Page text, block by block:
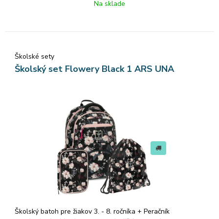
• Objem: 25 l
• Nosnosť: do 12 kg
Veľký a priestranný peračník ARS UNA s moderným motívom
je ideálny pre školákov, ktorí chcú mať svoje školské potreby
vždy prehľadne usporiadané.
Vďaka premyslenému vnútornému členeniu sa doň zmestí
všetko potrebné – od ceruziek až po drobnosti, ktoré musia
byť vždy poruke.
Peračník má jednu vnútornú klopu, ktorá ho rozdeľuje na dve
časti.
Obsahuje 30 elastických úchytov na ceruzky alebo perá a 4
Na sklade
Školské sety
Školský set Flowery Black 1 ARS UNA
Školský batoh pre žiakov 3. - 8. ročníka + Peračník